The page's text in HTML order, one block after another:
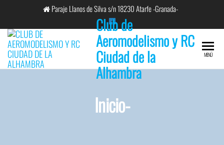
contenido
Paraje Llanos de Silva s/n 18230 Atarfe -Granada-
Club de
Aeromodelismo y RC
Ciudad de la
Alhambra
MENÚ
Inicio-